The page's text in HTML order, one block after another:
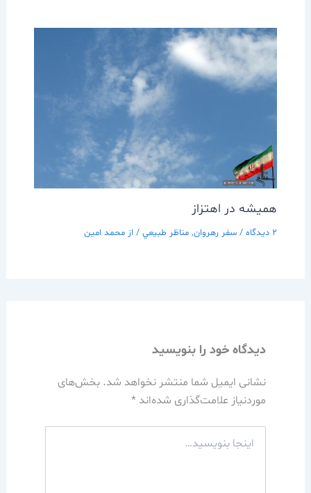
هميشه در اهتزاز
2 دیدگاه / سفر رهروان, مناظر طبيعي/ از محمد امین
دیدگاه‌ خود را بنویسید
نشانی ایمیل شما منتشر نخواهد شد. بخش‌های
موردنیاز علامت‌گذاری شده‌اند *
بنویسید…